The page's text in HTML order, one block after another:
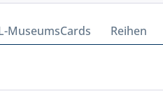
MuseumsCards Reihen